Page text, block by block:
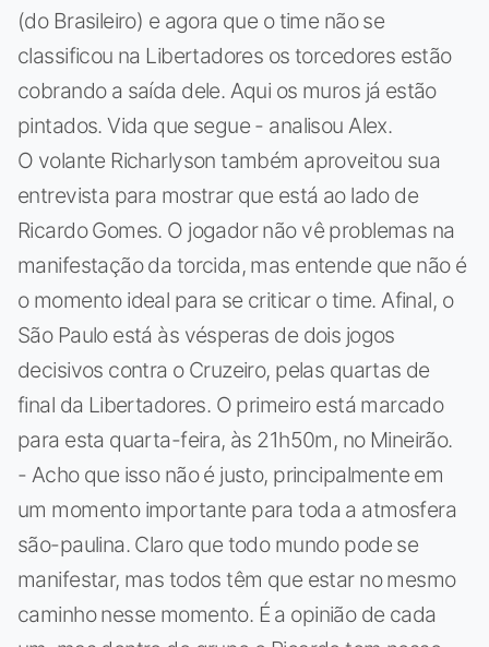
(do Brasileiro) e agora que o time não se
classificou na Libertadores os torcedores estão
cobrando a saída dele. Aqui os muros já estão
pintados. Vida que segue - analisou Alex.
O volante Richarlyson também aproveitou sua
entrevista para mostrar que está ao lado de
Ricardo Gomes. O jogador não vê problemas na
manifestação da torcida, mas entende que não é
o momento ideal para se criticar o time. Afinal, o
São Paulo está às vésperas de dois jogos
decisivos contra o Cruzeiro, pelas quartas de
final da Libertadores. O primeiro está marcado
para esta quarta-feira, às 21h50m, no Mineirão.
- Acho que isso não é justo, principalmente em
um momento importante para toda a atmosfera
são-paulina. Claro que todo mundo pode se
manifestar, mas todos têm que estar no mesmo
caminho nesse momento. É a opinião de cada